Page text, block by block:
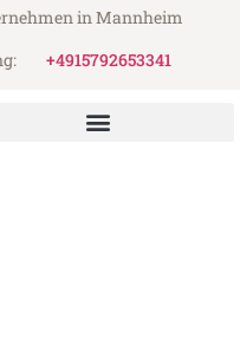
in Mannheim
+4915792653341